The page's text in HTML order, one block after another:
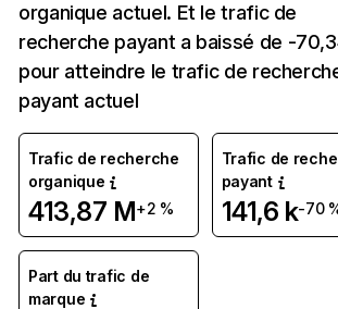
organique actuel. Et le trafic de
recherche payant a baissé de -
pour atteindre le trafic de
payant actuel
Trafic de recherche
organique
413,87 M+2 %
Trafic de
payant
141,6 k-70
Part du trafic de
marque